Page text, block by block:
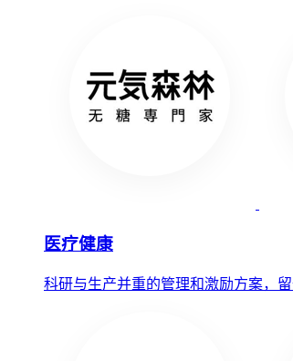
医疗健康
科研与生产并重的管理和激励方案，